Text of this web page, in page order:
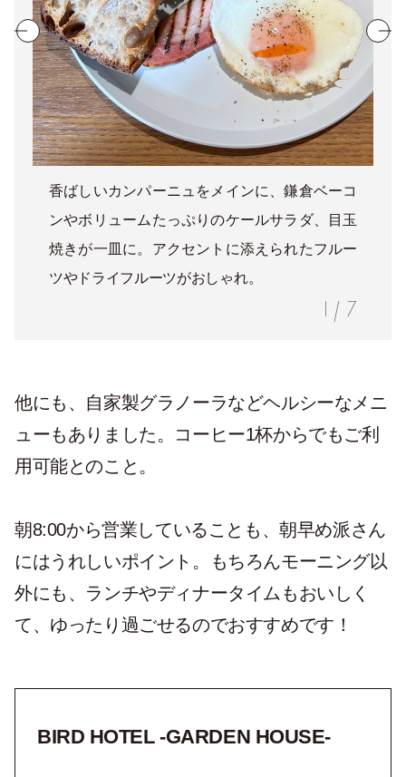
香ばしいカンパーニュをメインに、鎌倉ベーコ
ンやボリュームたっぷりのケールサラダ、目玉
焼きが一皿に。アクセントに添えられたフルー
ツやドライフルーツがおしゃれ。
1 / 7
他にも、自家製グラノーラなどヘルシーなメニ
ューもありました。コーヒー1杯からでもご利
用可能とのこと。
朝8:00から営業していることも、朝早め派さん
にはうれしいポイント。もちろんモーニング以
外にも、ランチやディナータイムもおいしく
て、ゆったり過ごせるのでおすすめです！
BIRD HOTEL -GARDEN HOUSE-